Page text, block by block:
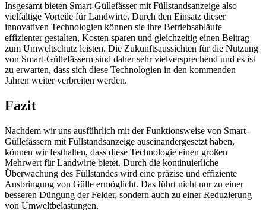
Insgesamt bieten Smart-Güllefässer mit Füllstandsanzeige also
vielfältige Vorteile für Landwirte. Durch den Einsatz dieser
innovativen Technologien können sie ihre Betriebsabläufe
effizienter gestalten, Kosten sparen und gleichzeitig einen Beitrag
zum Umweltschutz leisten. Die Zukunftsaussichten für die Nutzung
von Smart-Güllefässern sind daher sehr vielversprechend und es ist
zu erwarten, dass sich diese Technologien in den kommenden
Jahren weiter verbreiten werden.
Fazit
Nachdem wir uns ausführlich mit der Funktionsweise von Smart-
Güllefässern mit Füllstandsanzeige auseinandergesetzt haben,
können wir festhalten, dass diese Technologie einen großen
Mehrwert für Landwirte bietet. Durch die kontinuierliche
Überwachung des Füllstandes wird eine präzise und effiziente
Ausbringung von Gülle ermöglicht. Das führt nicht nur zu einer
besseren Düngung der Felder, sondern auch zu einer Reduzierung
von Umweltbelastungen.